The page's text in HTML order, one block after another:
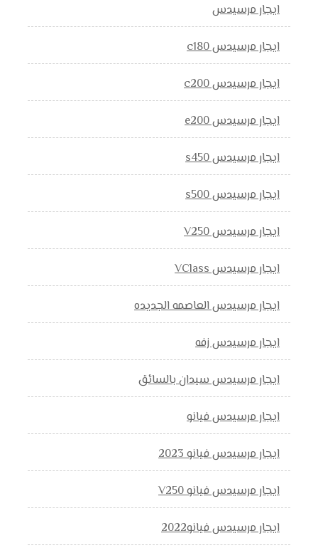
ايجار مرسيدس
ايجار مرسيدس c180
ايجار مرسيدس c200
ايجار مرسيدس e200
ايجار مرسيدس s450
ايجار مرسيدس s500
ايجار مرسيدس V250
ايجار مرسيدس VClass
ايجار مرسيدس العاصمه الجديده
ايجار مرسيدس زفه
ايجار مرسيدس سيدان بالسائق
ايجار مرسيدس فيانو
ايجار مرسيدس فيانو 2023
ايجار مرسيدس فيانو V250
ايجار مرسيدس فيانو2022